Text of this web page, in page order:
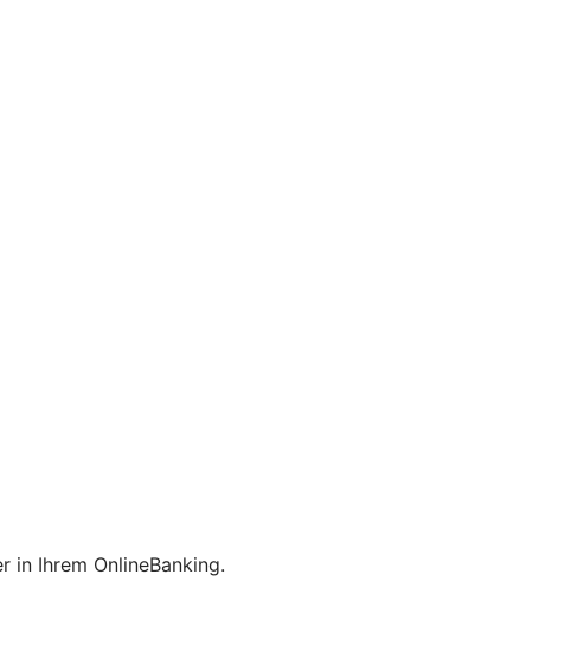
in Ihrem OnlineBanking.